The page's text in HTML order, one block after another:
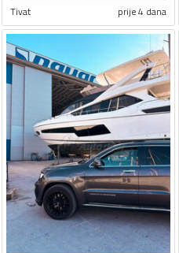
Tivat prije 4 dana